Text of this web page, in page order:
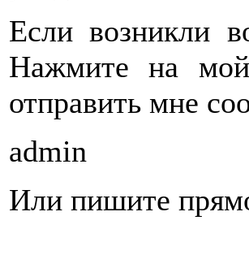
Если возникли
Нажмите на
отправить мне
admin
Или пишите